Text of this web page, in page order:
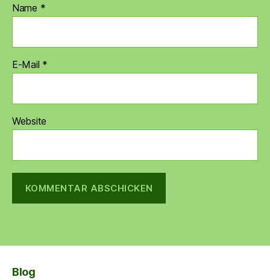
Name *
E-Mail *
Website
Blog